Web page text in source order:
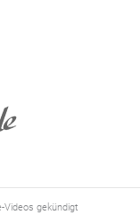
Videos gekündigt